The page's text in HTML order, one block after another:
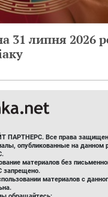
31 липня 2026
ПАРТНЕРС. Все права
опубликованные на данном
материалов без
запрещено.
материалов с